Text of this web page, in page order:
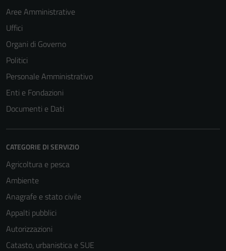
Aree Amministrative
Uffici
Organi di Governo
Politici
Personale Amministrativo
Enti e Fondazioni
Documenti e Dati
CATEGORIE DI SERVIZIO
Agricoltura e pesca
Ambiente
Anagrafe e stato civile
Appalti pubblici
Autorizzazioni
Catasto, urbanistica e SUE